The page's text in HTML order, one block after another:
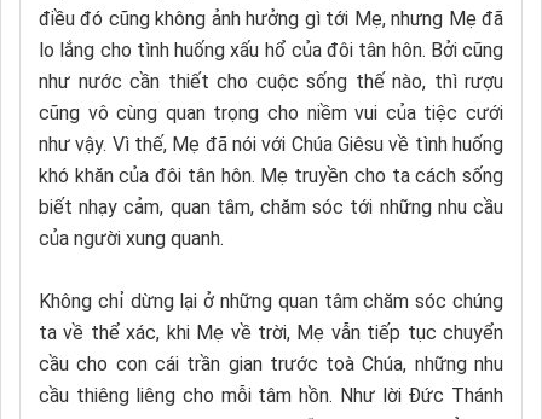
điều đó cũng không ảnh hưởng gì tới Mẹ, nhưng Mẹ đã
lo lắng cho tình huống xấu hổ của đôi tân hôn. Bởi cũng
như nước cần thiết cho cuộc sống thế nào, thì rượu
cũng vô cùng quan trọng cho niềm vui của tiệc cưới
như vậy. Vì thế, Mẹ đã nói với Chúa Giêsu về tình huống
khó khăn của đôi tân hôn. Mẹ truyền cho ta cách sống
biết nhạy cảm, quan tâm, chăm sóc tới những nhu cầu
của người xung quanh.
Không chỉ dừng lại ở những quan tâm chăm sóc chúng
ta về thể xác, khi Mẹ về trời, Mẹ vẫn tiếp tục chuyển
cầu cho con cái trần gian trước toà Chúa, những nhu
cầu thiêng liêng cho mỗi tâm hồn. Như lời Đức Thánh